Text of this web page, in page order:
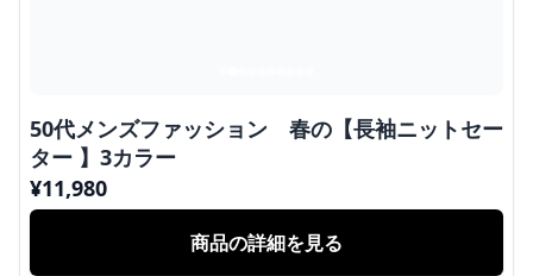
50代メンズファッション 春の【長袖ニットセー
ター 】3カラー
¥11,980
商品の詳細を見る